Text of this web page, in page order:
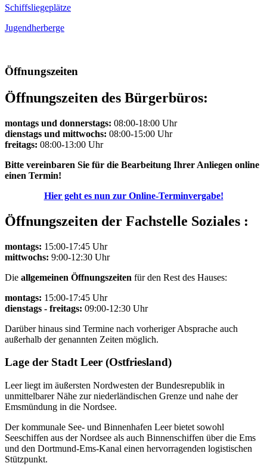
Schiffsliegeplätze
Jugendherberge
Öffnungszeiten
Öffnungszeiten des Bürgerbüros:
montags und donnerstags: 08:00-18:00 Uhr
dienstags und mittwochs: 08:00-15:00 Uhr
freitags: 08:00-13:00 Uhr
Bitte vereinbaren Sie für die Bearbeitung Ihrer Anliegen online
einen Termin!
Hier geht es nun zur Online-Terminvergabe!
Öffnungszeiten der Fachstelle Soziales :
montags: 15:00-17:45 Uhr
mittwochs: 9:00-12:30 Uhr
Die allgemeinen Öffnungszeiten für den Rest des Hauses:
montags: 15:00-17:45 Uhr
dienstags - freitags: 09:00-12:30 Uhr
Darüber hinaus sind Termine nach vorheriger Absprache auch
außerhalb der genannten Zeiten möglich.
Lage der Stadt Leer (Ostfriesland)
Leer liegt im äußersten Nordwesten der Bundesrepublik in
unmittelbarer Nähe zur niederländischen Grenze und nahe der
Emsmündung in die Nordsee.
Der kommunale See- und Binnenhafen Leer bietet sowohl
Seeschiffen aus der Nordsee als auch Binnenschiffen über die Ems
und den Dortmund-Ems-Kanal einen hervorragenden logistischen
Stützpunkt.